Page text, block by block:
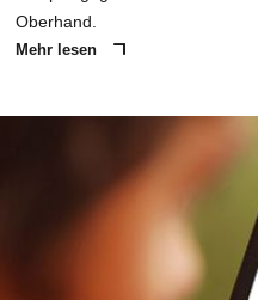
Oberhand.
Mehr lesen